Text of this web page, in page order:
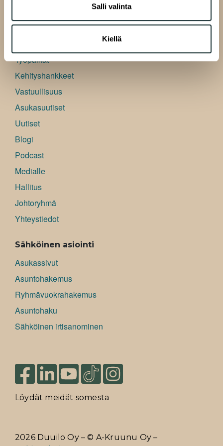
tietoja muihin tietoihin, joita olet antanut heille tai joita on
Salli valinta
Kiellä
A-Kruunu
Työpaikat
Kehityshankkeet
Vastuullisuus
Asukasuutiset
Uutiset
Blogi
Podcast
Medialle
Hallitus
Johtoryhmä
Yhteystiedot
Sähköinen asiointi
Asukassivut
Asuntohakemus
Ryhmävuokrahakemus
Asuntohaku
Sähköinen irtisanominen
Löydät meidät somesta
2026 Duuilo Oy – © A-Kruunu Oy –